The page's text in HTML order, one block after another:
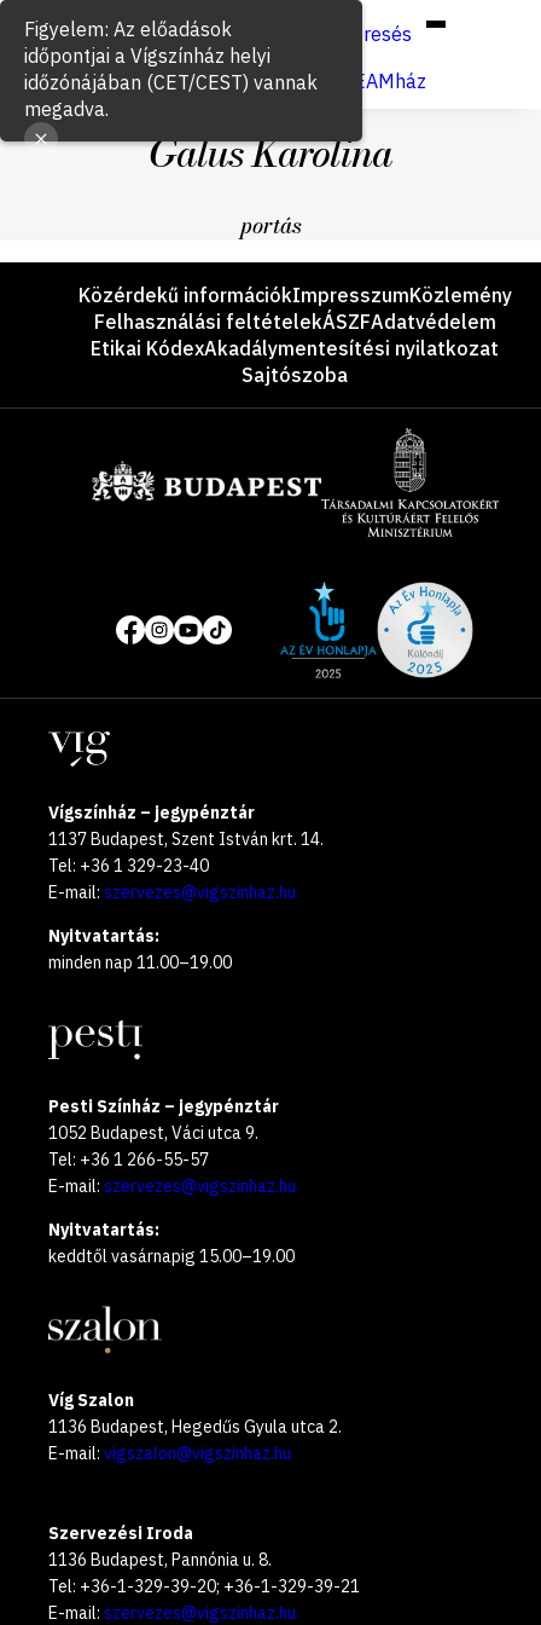
Keresés
Jegyvásárlás
VígSTREAMház
Galus Karolina
portás
LáblécKözérdekű információkImpresszumKözlemény
Felhasználási feltételekÁSZFAdatvédelem
Etikai KódexAkadálymentesítési nyilatkozat
Sajtószoba
Közösségi
média
oldalak
of
year
Helyszínek
Vígszínház – jegypénztár
1137 Budapest, Szent István krt. 14.
Tel: +36 1 329-23-40
E-mail: szervezes@vigszinhaz.hu
Nyitvatartás:
minden nap 11.00–19.00
Pesti Színház – jegypénztár
1052 Budapest, Váci utca 9.
Tel: +36 1 266-55-57
E-mail: szervezes@vigszinhaz.hu
Nyitvatartás:
keddtől vasárnapig 15.00–19.00
Víg Szalon
1136 Budapest, Hegedűs Gyula utca 2.
E-mail: vigszalon@vigszinhaz.hu
Szervezési Iroda
1136 Budapest, Pannónia u. 8.
Tel: +36-1-329-39-20; +36-1-329-39-21
E-mail: szervezes@vigszinhaz.hu
Figyelem: Az előadások
időpontjai a Vígszínház helyi
időzónájában (CET/CEST) vannak
megadva.